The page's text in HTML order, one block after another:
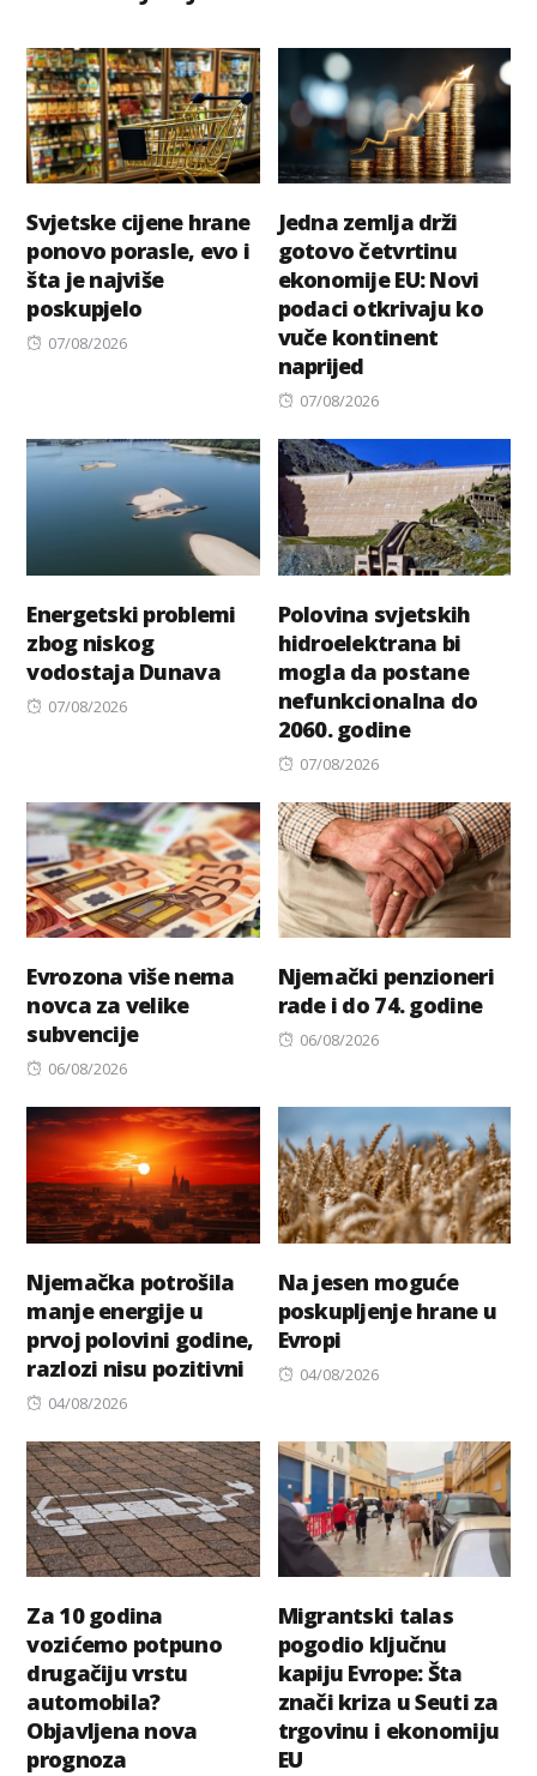
Svjetske cijene hrane
ponovo porasle, evo i
šta je najviše
poskupjelo
Posted
07/08/2026
Jedna zemlja drži
gotovo četvrtinu
ekonomije EU: Novi
podaci otkrivaju ko
vuče kontinent
naprijed
Posted
07/08/2026
Energetski problemi
zbog niskog
vodostaja Dunava
Posted
07/08/2026
Polovina svjetskih
hidroelektrana bi
mogla da postane
nefunkcionalna do
2060. godine
Posted
07/08/2026
Evrozona više nema
novca za velike
subvencije
Posted
06/08/2026
Njemački penzioneri
rade i do 74. godine
Posted
06/08/2026
Njemačka potrošila
manje energije u
prvoj polovini godine,
razlozi nisu pozitivni
Posted
04/08/2026
Na jesen moguće
poskupljenje hrane u
Evropi
Posted
04/08/2026
Za 10 godina
vozićemo potpuno
drugačiju vrstu
automobila?
Objavljena nova
prognoza
Migrantski talas
pogodio ključnu
kapiju Evrope: Šta
znači kriza u Seuti za
trgovinu i ekonomiju
EU